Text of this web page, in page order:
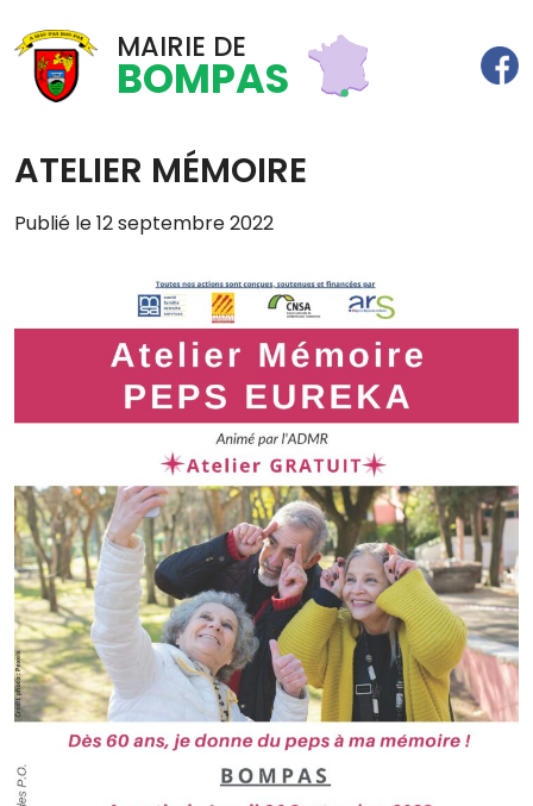
MAIRIE DE
BOMPAS
ATELIER MÉMOIRE
Publié le 12 septembre 2022